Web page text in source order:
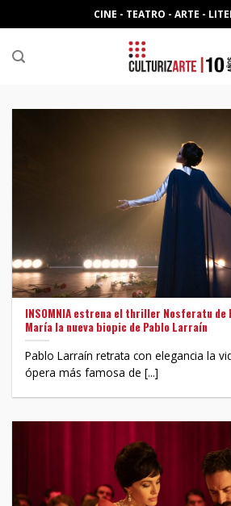
to
content
CINE - TEATRO - ARTE -
INSOMNIA estrena el thriller Nosferatu
María la nueva biopic de Pablo Larraín
Pablo Larraín retrata con elegancia la
ópera más famosa de [...]